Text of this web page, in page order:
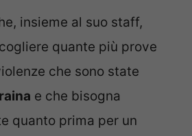
insieme al suo staff,
quante più prove
che sono state
e che bisogna
quanto prima per un